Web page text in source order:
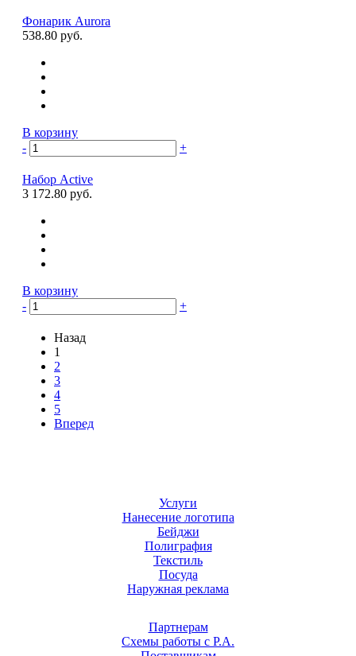
Фонарик Aurora
538.80 руб.
В корзину
-
+
Набор Active
3 172.80 руб.
В корзину
-
+
Назад
1
2
3
4
5
Вперед
Услуги
Нанесение логотипа
Бейджи
Полиграфия
Текстиль
Посуда
Наружная реклама
Партнерам
Схемы работы с Р.А.